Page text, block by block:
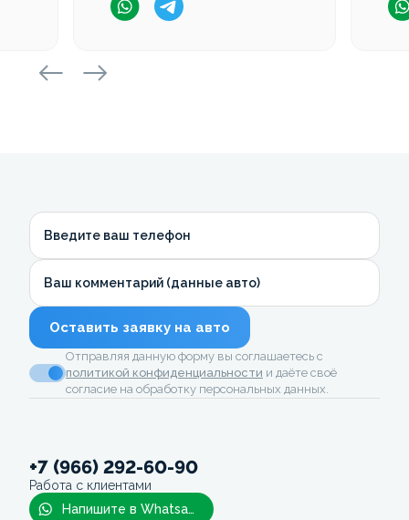
Введите ваш телефон
Ваш комментарий (данные авто)
Оставить заявку на авто
Отправляя данную форму вы соглашаетесь с
политикой конфиденциальности и даёте своё
согласие на обработку персональных данных.
+7 (966) 292-60-90
Работа с клиентами
Напишите в Whatsapp